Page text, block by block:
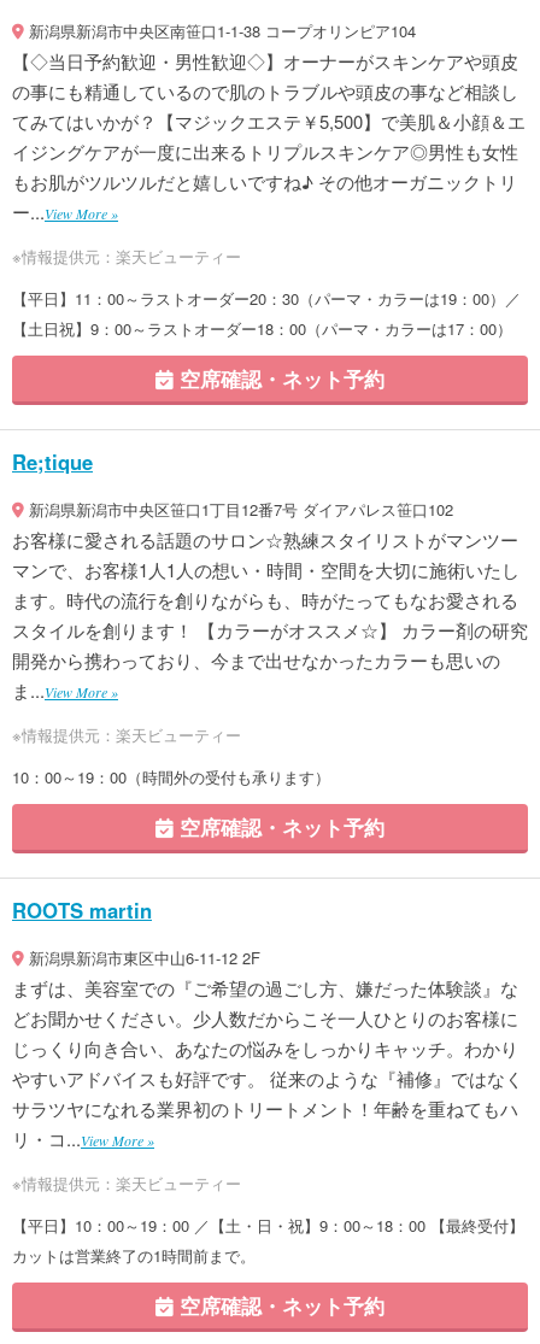
新潟県新潟市中央区南笹口1-1-38 コープオリンピア104
【◇当日予約歓迎・男性歓迎◇】オーナーがスキンケアや頭皮
の事にも精通しているので肌のトラブルや頭皮の事など相談し
てみてはいかが？【マジックエステ￥5,500】で美肌＆小顔＆エ
イジングケアが一度に出来るトリプルスキンケア◎男性も女性
もお肌がツルツルだと嬉しいですね♪ その他オーガニックトリ
ー...View More »
※情報提供元：楽天ビューティー
【平日】11：00～ラストオーダー20：30（パーマ・カラーは19：00）／
【土日祝】9：00～ラストオーダー18：00（パーマ・カラーは17：00）
空席確認・ネット予約
Re;tique
新潟県新潟市中央区笹口1丁目12番7号 ダイアパレス笹口102
お客様に愛される話題のサロン☆熟練スタイリストがマンツー
マンで、お客様1人1人の想い・時間・空間を大切に施術いたし
ます。時代の流行を創りながらも、時がたってもなお愛される
スタイルを創ります！ 【カラーがオススメ☆】 カラー剤の研究
開発から携わっており、今まで出せなかったカラーも思いの
ま...View More »
※情報提供元：楽天ビューティー
10：00～19：00（時間外の受付も承ります）
空席確認・ネット予約
ROOTS martin
新潟県新潟市東区中山6-11-12 2F
まずは、美容室での『ご希望の過ごし方、嫌だった体験談』な
どお聞かせください。少人数だからこそ一人ひとりのお客様に
じっくり向き合い、あなたの悩みをしっかりキャッチ。わかり
やすいアドバイスも好評です。 従来のような『補修』ではなく
サラツヤになれる業界初のトリートメント！年齢を重ねてもハ
リ・コ...View More »
※情報提供元：楽天ビューティー
【平日】10：00～19：00 ／【土・日・祝】9：00～18：00 【最終受付】
カットは営業終了の1時間前まで。
空席確認・ネット予約